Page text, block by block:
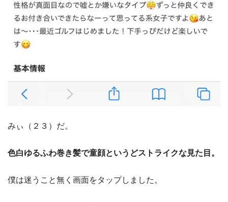
みぃ（２３）だ。
色白ゆるふわ巻き髪で童顔というどストライクな見た目。
僕は迷うこと無く画面をタップしました。